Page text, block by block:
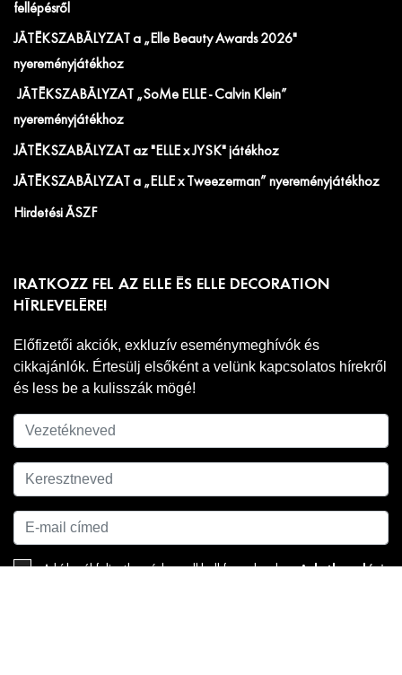
fellépésről
JÁTÉKSZABÁLYZAT a „Elle Beauty Awards 2026"
nyereményjátékhoz
JÁTÉKSZABÁLYZAT „SoMe ELLE - Calvin Klein”
nyereményjátékhoz
JÁTÉKSZABÁLYZAT az "ELLE x JYSK" játékhoz
JÁTÉKSZABÁLYZAT a „ELLE x Tweezerman” nyereményjátékhoz
Hirdetési ÁSZF
IRATKOZZ FEL AZ ELLE ÉS ELLE DECORATION
HÍRLEVELÉRE!
Előfizetői akciók, exkluzív eseménymeghívók és
cikkajánlók. Értesülj elsőként a velünk kapcsolatos hírekről
és less be a kulisszák mögé!
A hírlevél feliratkozáshoz ell kell fogadnod azAdatkezelési